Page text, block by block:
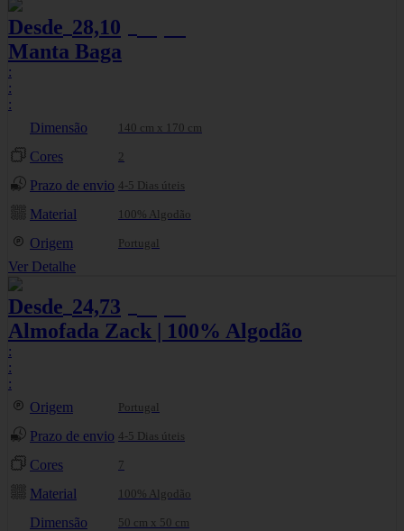
Desde 28,10
Manta Baga
:
:
:
Dimensão
140 cm x 170 cm
Cores 2
Prazo de envio 4-5 Dias úteis
Material 100% Algodão
Origem Portugal
Ver Detalhe
Desde 24,73
Almofada Zack | 100% Algodão
:
:
:
Origem
Portugal
Prazo de envio 4-5 Dias úteis
Cores 7
Material 100% Algodão
Dimensão 50 cm x 50 cm